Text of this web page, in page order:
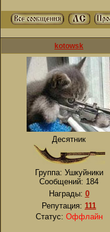
kotowsk
Десятник
Группа: Ушкуйники
Сообщений: 184
Награды: 0
Репутация: 111
Статус: Оффлайн